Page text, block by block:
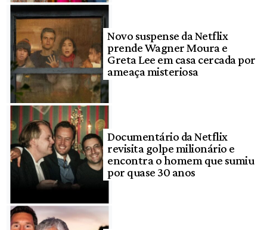
Novo suspense da Netflix
prende Wagner Moura e
Greta Lee em casa cercada por
ameaça misteriosa
Documentário da Netflix
revisita golpe milionário e
encontra o homem que sumiu
por quase 30 anos